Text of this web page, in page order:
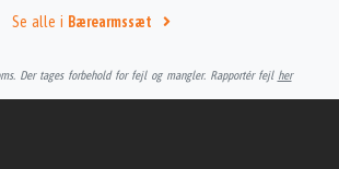
Se alle i Bærearmssæt
Der tages forbehold for fejl og mangler. Rapportér fejl her